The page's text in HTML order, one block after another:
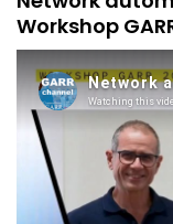
Workshop